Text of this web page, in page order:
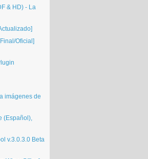
& HD) - La
Oficial]
imágenes de
(Español),
v.3.0.3.0 Beta